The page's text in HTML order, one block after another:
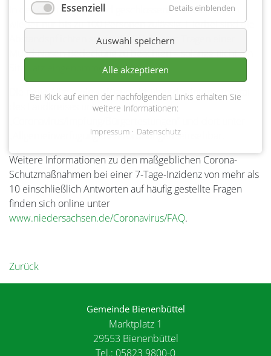
In der Gastronomie sind geschlossene Gesellschaften
wieder nur bis zu 100 Personen zulässig. Hierbei sind die
Abstandspflichten sowie die Pflicht zum Tragen einer
Mund-Nasen-Bedeckung zu beachten – solange nicht ein
Sitzplatz eingenommen wurde.
Die neue Allgemeinverfügung ist über das Internetportal
des Landkreises unter dem Menüpunkt
„Allgemeinverfügungen/Verordnungen“ einsehbar.
Weitere Informationen zu den maßgeblichen Corona-
Schutzmaßnahmen bei einer 7-Tage-Inzidenz von mehr als
10 einschließlich Antworten auf häufig gestellte Fragen
finden sich online unter
www.niedersachsen.de/Coronavirus/FAQ.
Zurück
Gemeinde Bienenbüttel
Marktplatz 1
29553 Bienenbüttel
Tel.: 05823 9800-0
Essenziell Details einblenden
Auswahl speichern
Alle akzeptieren
Bei Klick auf einen der nachfolgenden Links erhalten Sie
weitere Informationen:
Impressum Datenschutz